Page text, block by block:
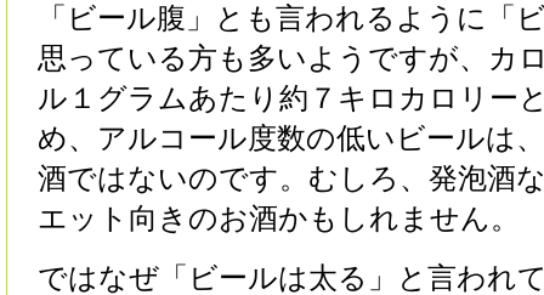
「ビール腹」とも言われるように「
思っている方も多いようですが、カ
ル１グラムあたり約７キロカロリー
め、アルコール度数の低いビールは
酒ではないのです。むしろ、発泡酒
エット向きのお酒かもしれません。
ではなぜ「ビールは太る」と言われ